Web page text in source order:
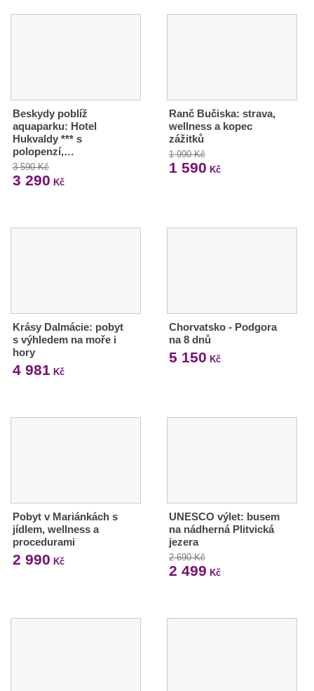
Beskydy poblíž
aquaparku: Hotel
Hukvaldy *** s
polopenzí,…
3 590 Kč
3 290 Kč
Ranč Bučiska: strava,
wellness a kopec
zážitků
1 990 Kč
1 590 Kč
Krásy Dalmácie: pobyt
s výhledem na moře i
hory
4 981 Kč
Chorvatsko - Podgora
na 8 dnů
5 150 Kč
Pobyt v Mariánkách s
jídlem, wellness a
procedurami
2 990 Kč
UNESCO výlet: busem
na nádherná Plitvická
jezera
2 690 Kč
2 499 Kč